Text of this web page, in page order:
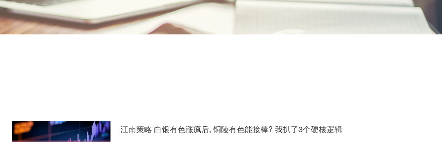
江南策略 白银有色涨疯后, 铜陵有色能接棒? 我扒了3个硬核逻辑